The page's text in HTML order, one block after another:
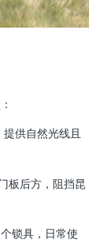
供自然光线且
板后方，阻挡昆
锁具，日常使